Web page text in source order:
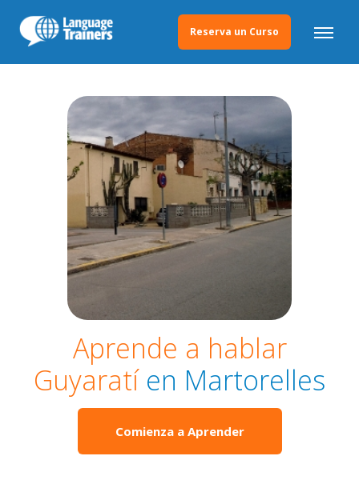
Reserva un Curso
Aprende a hablar
Guyaratíen Martorelles
Comienza a Aprender